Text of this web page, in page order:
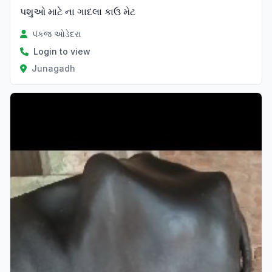
પશુઓ માટે ના ગાદલા કાઉ મેટ
પંકજ ઓડેદરા
Login to view
Junagadh